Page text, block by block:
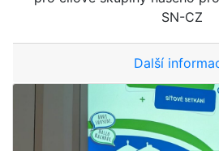
SN-CZ
Další